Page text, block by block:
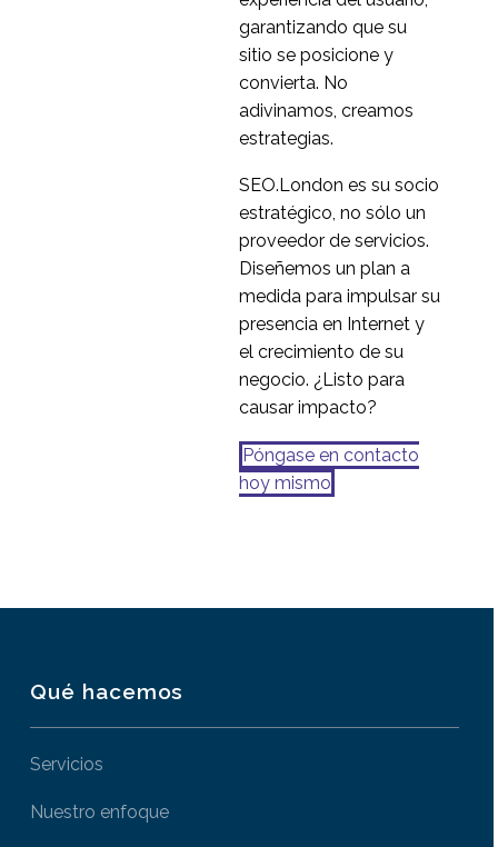
3
La diferencia entre la
investigación de
investigación de la
6
25 de mayo de 2015
¿Qué es la prueba del
3
garantizando que su
sitio se posicione y
convierta. No
adivinamos, creamos
estrategias.
SEO.London es su socio
estratégico, no sólo un
proveedor de servicios.
Diseñemos un plan a
medida para impulsar su
presencia en Internet y
el crecimiento de su
negocio. ¿Listo para
causar impacto?
Póngase en contacto
hoy mismo
Qué hacemos
Servicios
Nuestro enfoque